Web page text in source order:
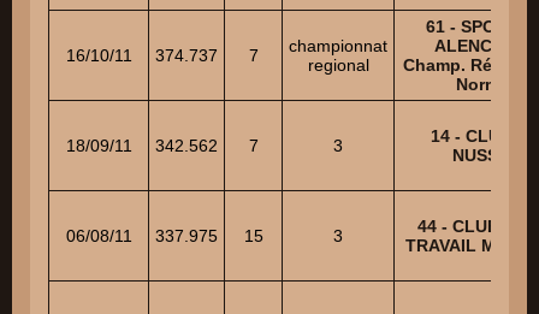
16/10/11 374.737 7
championnat
regional
61 - SPORT
Champ.
18/09/11 342.562 7 3
14 - CLUB
06/08/11 337.975 15 3
44 - CLUB
TRAVAIL MULTI